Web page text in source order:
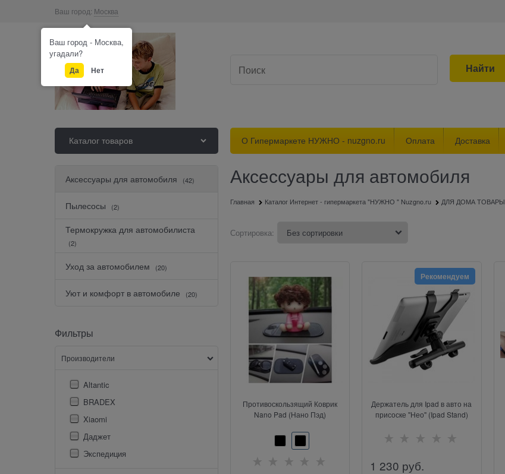
Ваш город: Москва
Найти
Каталог товаров О Гипермаркете НУЖНО - nuzgno.ru Оплата Доставка
Аксессуары для автомобиля (42)
Пылесосы (2)
Термокружка для автомобилиста
(2)
Уход за автомобилем (20)
Уют и комфорт в автомобиле (20)
Фильтры
Производители
Altantic
BRADEX
Xiaomi
Даджет
Экспедиция
Найдено товаров: Аксессуары для автомобиля
Главная Каталог Интернет - гипермаркета "НУЖНО " Nuzgno.ru ДЛЯ ДОМА ТОВАРЫ
Сортировка:
Противоскользящий Коврик
Nano Pad (Нано Пэд)
Держатель для Ipad в авто на
присоске "Нео" (Ipad Stand)
Рекомендуем
1 230 руб.
Ваш город - Москва,
угадали?
Да Нет